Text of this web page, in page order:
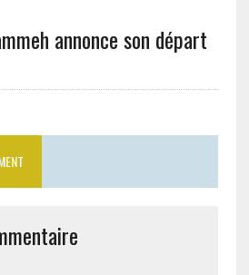
annonce son départ